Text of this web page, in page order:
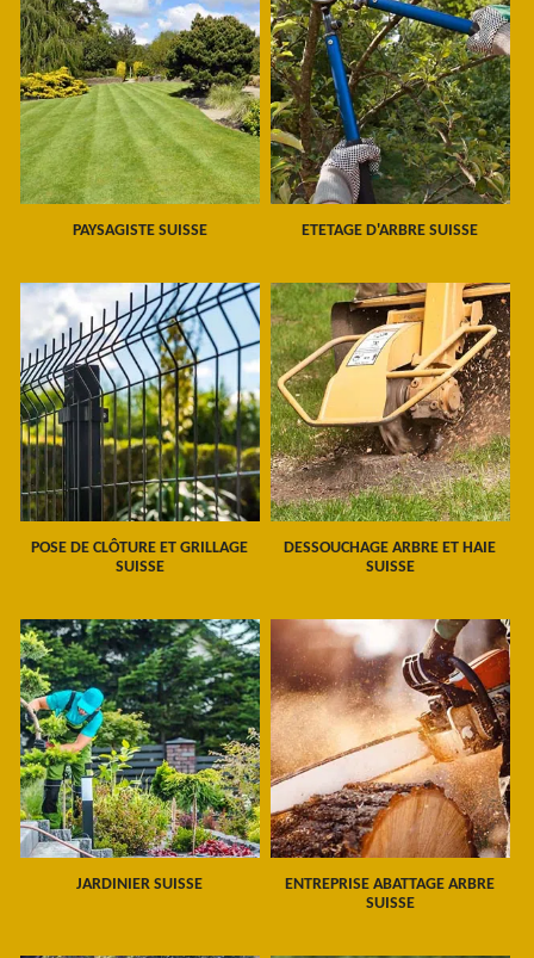
PAYSAGISTE SUISSE ETETAGE D'ARBRE SUISSE
POSE DE CLÔTURE ET GRILLAGE
SUISSE
DESSOUCHAGE ARBRE ET HAIE
SUISSE
JARDINIER SUISSE
ENTREPRISE ABATTAGE ARBRE
SUISSE